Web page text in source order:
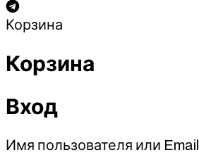
Корзина
Корзина
Вход
Имя пользователя или Email